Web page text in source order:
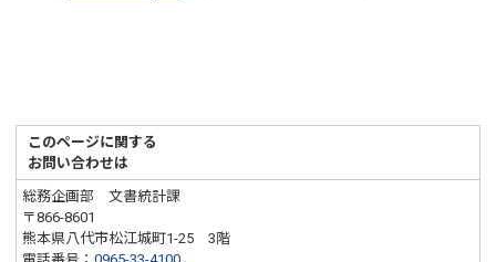
このページに関する
お問い合わせは
総務企画部 文書統計課
〒866-8601
熊本県八代市松江城町1-25 3階